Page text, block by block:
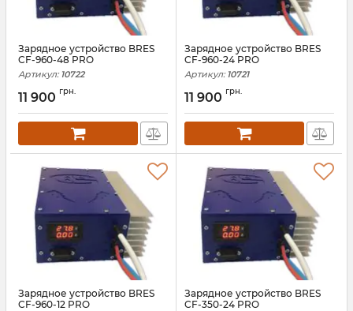
Зарядное устройство BRES
CF-960-48 PRO
Артикул: 10722
11 900 грн.
Зарядное устройство BRES
CF-960-24 PRO
Артикул: 10721
11 900 грн.
Зарядное устройство BRES
CF-960-12 PRO
Зарядное устройство BRES
CF-350-24 PRO